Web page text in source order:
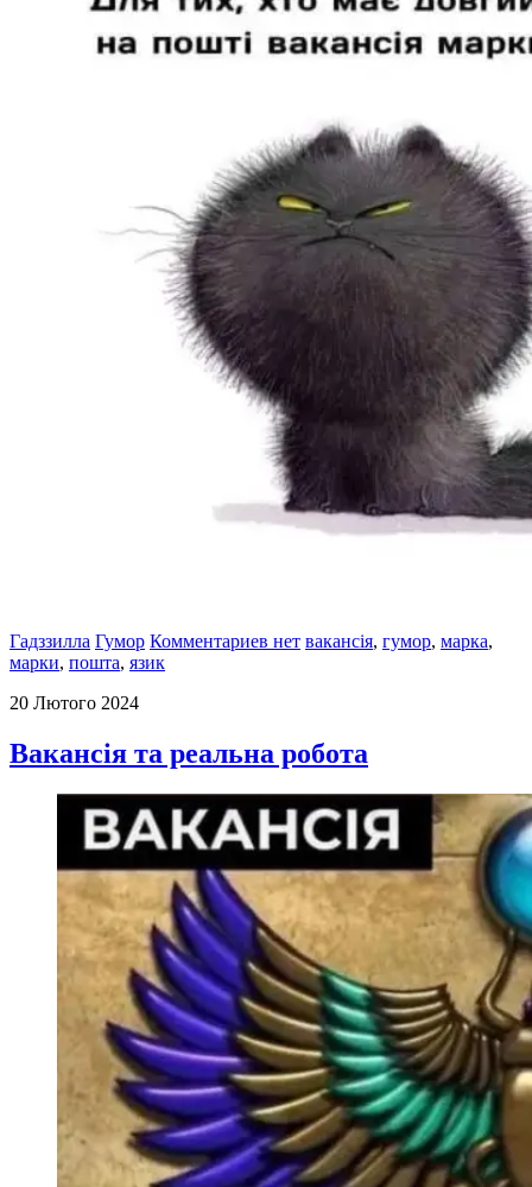
Гадззилла Гумор Комментариев нет вакансія, гумор, марка,
марки, пошта, язик
20 Лютого 2024
Вакансія та реальна робота